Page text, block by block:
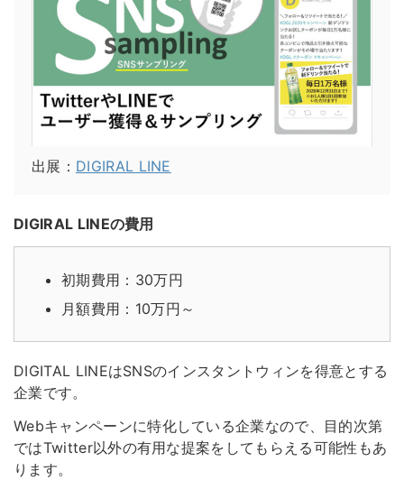
出展： DIGIRAL LINE
DIGIRAL LINEの費用
初期費用：30万円
月額費用：10万円～
DIGITAL LINEはSNSのインスタントウィンを得意とする
企業です。
Webキャンペーンに特化している企業なので、目的次第
ではTwitter以外の有用な提案をしてもらえる可能性もあ
ります。